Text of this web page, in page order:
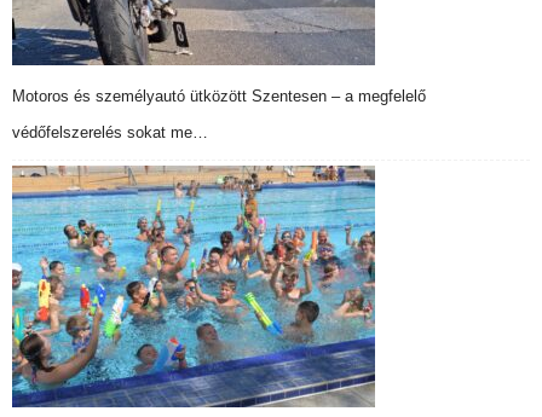
Motoros és személyautó ütközött Szentesen – a megfelelő
védőfelszerelés sokat me…